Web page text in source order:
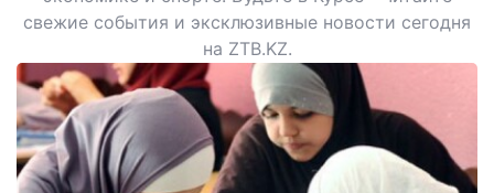
свежие события и эксклюзивные новости сегодня
на ZTB.KZ.